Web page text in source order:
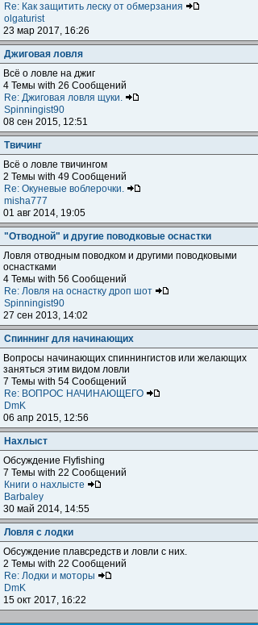
Re: Как защитить леску от обмерзания
olgaturist
23 мар 2017, 16:26
Джиговая ловля
Всё о ловле на джиг
4 Темы with 26 Сообщений
Re: Джиговая ловля щуки.
Spinningist90
08 сен 2015, 12:51
Твичинг
Всё о ловле твичингом
2 Темы with 49 Сообщений
Re: Окуневые воблерочки.
misha777
01 авг 2014, 19:05
"Отводной" и другие поводковые оснастки
Ловля отводным поводком и другими поводковыми
оснастками
4 Темы with 56 Сообщений
Re: Ловля на оснастку дроп шот
Spinningist90
27 сен 2013, 14:02
Спиннинг для начинающих
Вопросы начинающих спиннингистов или желающих
заняться этим видом ловли
7 Темы with 54 Сообщений
Re: ВОПРОС НАЧИНАЮЩЕГО
DmK
06 апр 2015, 12:56
Нахлыст
Обсуждение Flyfishing
7 Темы with 22 Сообщений
Книги о нахлысте
Barbaley
30 май 2014, 14:55
Ловля с лодки
Обсуждение плавсредств и ловли с них.
2 Темы with 22 Сообщений
Re: Лодки и моторы
DmK
15 окт 2017, 16:22